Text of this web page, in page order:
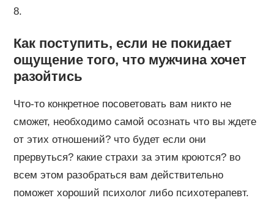
8.
Как поступить, если не покидает
ощущение того, что мужчина хочет
разойтись
Что-то конкретное посоветовать вам никто не
сможет, необходимо самой осознать что вы ждете
от этих отношений? что будет если они
прервуться? какие страхи за этим кроются? во
всем этом разобраться вам действительно
поможет хороший психолог либо психотерапевт.